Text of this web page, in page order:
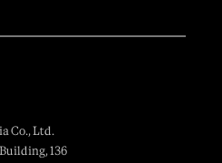
Co., Ltd.
136